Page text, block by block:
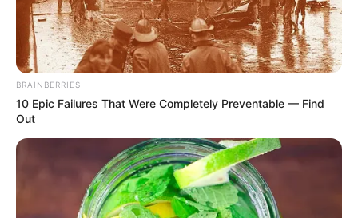
BRAINBERRIES
10 Epic Failures That Were Completely Preventable — Find
Out